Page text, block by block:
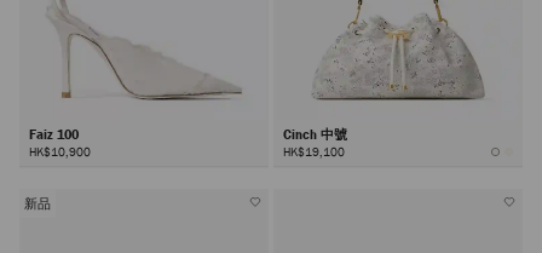
Faiz 100
HK$10,900
Cinch 中號
HK$19,100
新品